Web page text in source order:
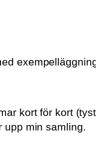
kort för kort
upp min samling.